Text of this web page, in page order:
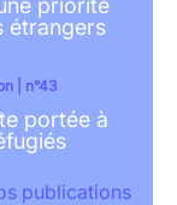
priorité
étrangers
| n°43
portée à
publications